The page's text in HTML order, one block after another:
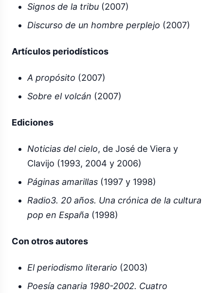
Signos de la tribu (2007)
Discurso de un hombre perplejo (2007)
Artículos periodísticos
A propósito (2007)
Sobre el volcán (2007)
Ediciones
Noticias del cielo, de José de Viera y
Clavijo (1993, 2004 y 2006)
Páginas amarillas (1997 y 1998)
Radio3. 20 años. Una crónica de la cultura
pop en España (1998)
Con otros autores
El periodismo literario (2003)
Poesía canaria 1980-2002. Cuatro